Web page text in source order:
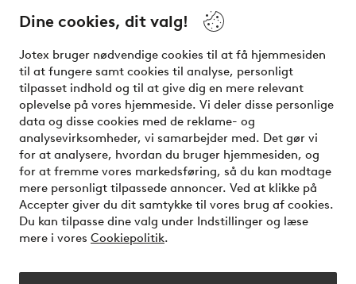
Dine cookies, dit valg!
Jotex bruger nødvendige cookies til at få hjemmesiden
til at fungere samt cookies til analyse, personligt
tilpasset indhold og til at give dig en mere relevant
oplevelse på vores hjemmeside. Vi deler disse personlige
data og disse cookies med de reklame- og
analysevirksomheder, vi samarbejder med. Det gør vi
for at analysere, hvordan du bruger hjemmesiden, og
for at fremme vores markedsføring, så du kan modtage
mere personligt tilpassede annoncer. Ved at klikke på
Accepter giver du dit samtykke til vores brug af cookies.
Du kan tilpasse dine valg under Indstillinger og læse
mere i vores Cookiepolitik.
Vilkår
Venner
Sikre betalinger - betal nu eller del op
Vil du vide mere om vores betalingsmuligheder?
elpy